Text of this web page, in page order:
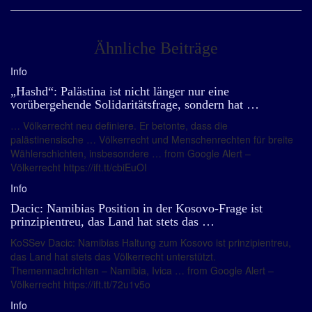
Ähnliche Beiträge
Info
„Hashd“: Palästina ist nicht länger nur eine
vorübergehende Solidaritätsfrage, sondern hat …
… Völkerrecht neu definiere. Er betonte, dass die
palästinensische … Völkerrecht und Menschenrechten für breite
Wählerschichten, insbesondere … from Google Alert –
Völkerrecht https://ift.tt/cbiEuOI
Info
Dacic: Namibias Position in der Kosovo-Frage ist
prinzipientreu, das Land hat stets das …
KoSSev Dacic: Namibias Haltung zum Kosovo ist prinzipientreu,
das Land hat stets das Völkerrecht unterstützt.
Themennachrichten – Namibia, Ivica … from Google Alert –
Völkerrecht https://ift.tt/72u1v5o
Info